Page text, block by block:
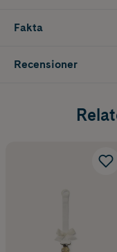
Fakta
Recensioner